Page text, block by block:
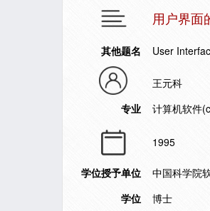
用户界面
其他题名 User
王元科
专业
计算机软件
1995
学位授予单位
中国科学院
学位
博士